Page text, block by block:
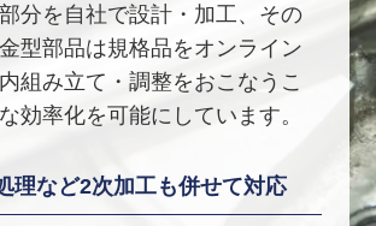
分を自社で設計・加工、その
型部品は規格品をオンライン
組み立て・調整をおこなうこ
効率化を可能にしています。
理など2次加工も併せて対応